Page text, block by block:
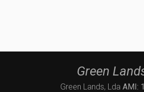
Green
Green Lands, Lda AMI: